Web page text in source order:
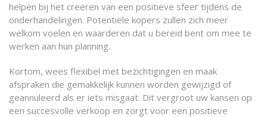
helpen bij het creëren van een positieve sfeer tijdens de
onderhandelingen. Potentiële kopers zullen zich meer
welkom voelen en waarderen dat u bereid bent om mee te
werken aan hun planning.
Kortom, wees flexibel met bezichtigingen en maak
afspraken die gemakkelijk kunnen worden gewijzigd of
geannuleerd als er iets misgaat. Dit vergroot uw kansen op
een succesvolle verkoop en zorgt voor een positieve